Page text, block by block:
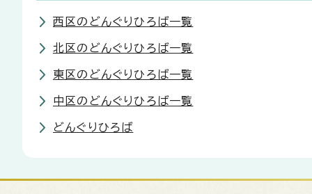
西区のどんぐりひろば一覧
北区のどんぐりひろば一覧
東区のどんぐりひろば一覧
中区のどんぐりひろば一覧
どんぐりひろば